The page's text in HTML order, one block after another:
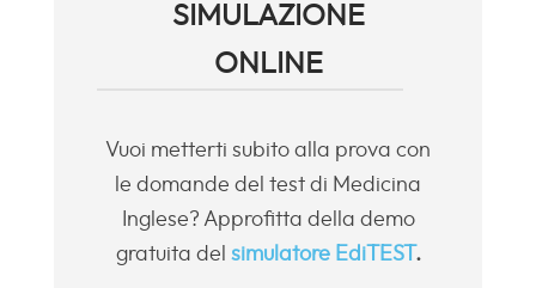
SIMULAZIONE
ONLINE
Vuoi metterti subito alla prova con
le domande del test di Medicina
Inglese? Approfitta della demo
gratuita del simulatore EdiTEST .